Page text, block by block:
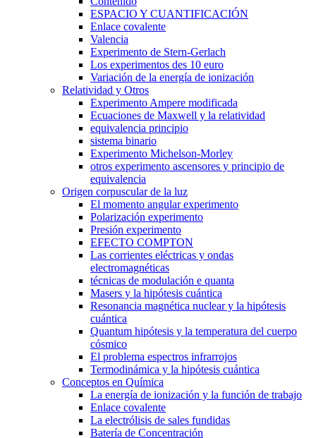
ESPACIO Y CUANTIFICACIÓN
Enlace covalente
Valencia
Experimento de Stern-Gerlach
Los experimentos des 10 euro
Variación de la energía de ionización
Relatividad y Otros
Experimento Ampere modificada
Ecuaciones de Maxwell y la relatividad
equivalencia principio
sistema binario
Experimento Michelson-Morley
otros experimento ascensores y principio de
equivalencia
Origen corpuscular de la luz
El momento angular experimento
Polarización experimento
Presión experimento
EFECTO COMPTON
Las corrientes eléctricas y ondas
electromagnéticas
técnicas de modulación e quanta
Masers y la hipótesis cuántica
Resonancia magnética nuclear y la hipótesis
cuántica
Quantum hipótesis y la temperatura del cuerpo
cósmico
El problema espectros infrarrojos
Termodinámica y la hipótesis cuántica
Conceptos en Química
La energía de ionización y la función de trabajo
Enlace covalente
La electrólisis de sales fundidas
Batería de Concentración